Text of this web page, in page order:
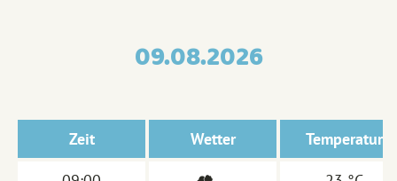
09.08.2026
Zeit Wetter Temperatur